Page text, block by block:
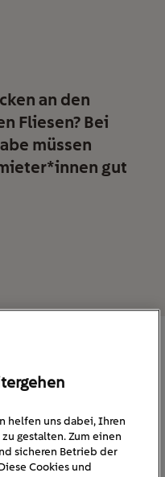
an den
Fliesen? Bei
müssen
gut
helfen uns dabei, Ihren
gestalten. Zum einen
sicheren Betrieb der
Cookies und